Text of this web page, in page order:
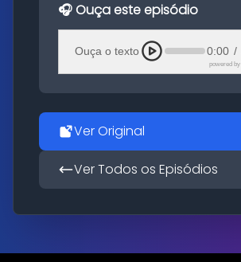
🎧 Ouça este episódio
Ouça o texto 0:00 /
powered by
Ver Original
Ver Todos os Episódios